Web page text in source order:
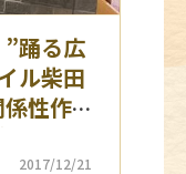
”踊る広
ル柴田
性作
ー
2017/12/21